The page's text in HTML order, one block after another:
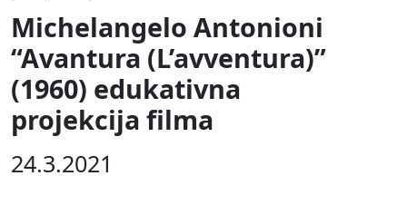
Michelangelo Antonioni
“Avantura (L’avventura)”
(1960) edukativna
projekcija filma
24.3.2021